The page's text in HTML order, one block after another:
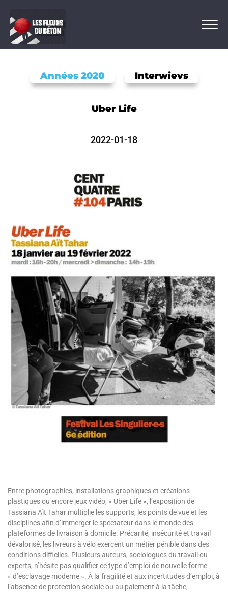
Années 2020 Interwievs
Uber Life
2022-01-18
Entre photographies, installations graphiques et créations
plastiques ou encore jeux vidéo, « Uber Life », l’exposition de
Tassiana Aït Tahar multiplie les supports, les points de vue et les
disciplines afin d’immerger le spectateur dans le monde des
plateformes de livraison à domicile. Précarité, insécurité et travail
dévalorisé, les livreurs à vélo exercent un métier pénible dans des
conditions difficiles. Plusieurs auteurs, sociologues du travail ou
experts, n’hésite pas qualifier ce type d’emploi de nouvelle forme
« d’esclavage moderne ». À la fragilité et aux incertitudes d’emploi, à
l’absence de protection sociale ou au paiement à la tâche,